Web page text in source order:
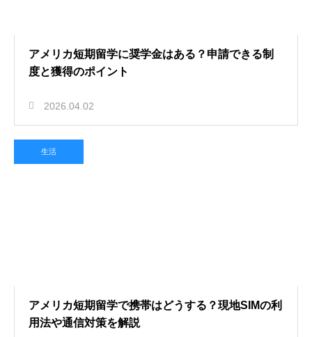
アメリカ短期留学に奨学金はある？申請できる制
度と獲得のポイント
2026.04.02
生活
アメリカ短期留学で携帯はどうする？現地SIMの利
用法や通信対策を解説